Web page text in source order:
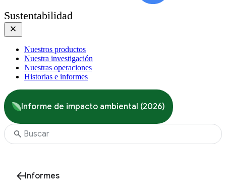
Sustentabilidad
Nuestros productos
Nuestra investigación
Nuestras operaciones
Historias e informes
Informe de impacto ambiental (2026)
Informes